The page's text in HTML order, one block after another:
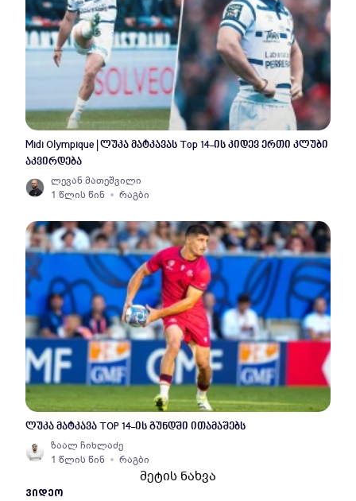
Midi Olympique | ლუკა მატკავას Top 14-ის კიდევ ერთი კლუბი
აკვირდება
ლევან მათეშვილი
1 წლის წინ
რაგბი
ლუკა მატკავა TOP 14-ის გუნდში ითამაშებს
ზაალ ჩიხლაძე
1 წლის წინ
რაგბი
მეტის ნახვა
ᲕᲘᲓᲔᲝ